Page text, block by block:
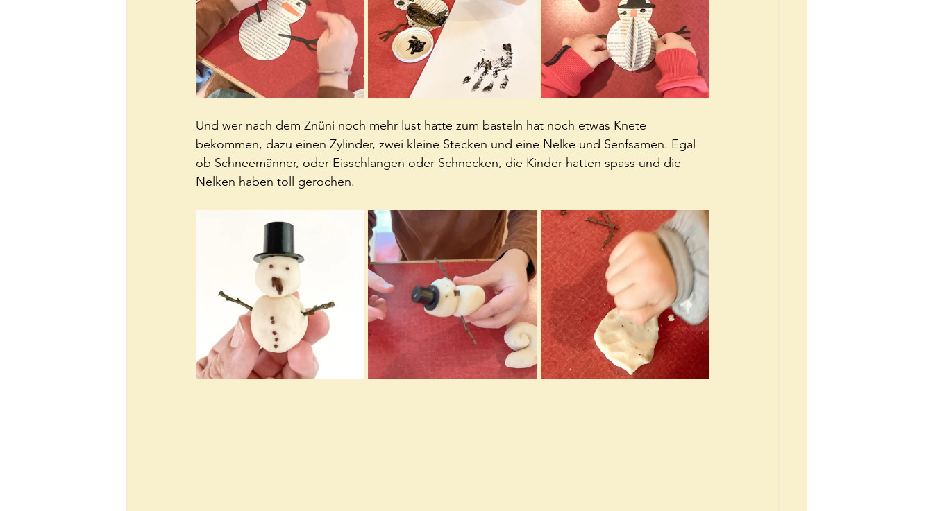
Und wer nach dem Znüni noch mehr lust hatte zum basteln hat noch etwas Knete
bekommen, dazu einen Zylinder, zwei kleine Stecken und eine Nelke und Senfsamen. Egal
ob Schneemänner, oder Eisschlangen oder Schnecken, die Kinder hatten spass und die
Nelken haben toll gerochen.